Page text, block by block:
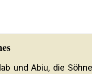
und Abiu, die